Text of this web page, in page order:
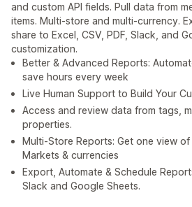
and custom API fields. Pull data from
items. Multi-store and multi-currency.
share to Excel, CSV, PDF, Slack, and
customization.
Better & Advanced Reports:
save hours every week
Live Human Support to Build Your
Access and review data from tags,
properties.
Multi-Store Reports: Get one view
Markets & currencies
Export, Automate & Schedule
Slack and Google Sheets.